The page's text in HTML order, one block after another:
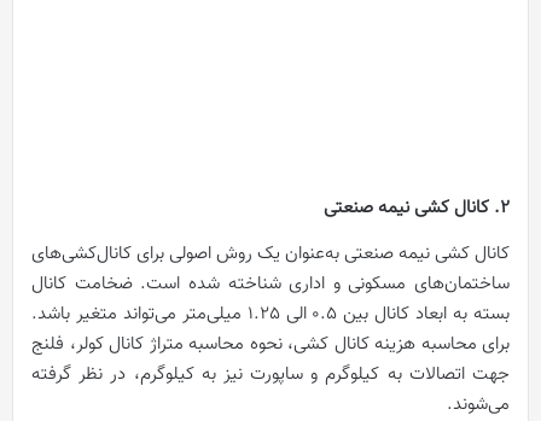
2. کانال کشی نیمه صنعتی
کانال کشی نیمه صنعتی به‌عنوان یک روش اصولی برای کانال‌کشی‌های
ساختمان‌های مسکونی و اداری شناخته شده است. ضخامت کانال
بسته به ابعاد کانال بین 0.5 الی 1.25 میلی‌متر می‌تواند متغیر باشد.
برای محاسبه هزینه کانال کشی، نحوه محاسبه متراژ کانال کولر، فلنج
جهت اتصالات به کیلوگرم و ساپورت نیز به کیلوگرم، در نظر گرفته
می‌شوند.